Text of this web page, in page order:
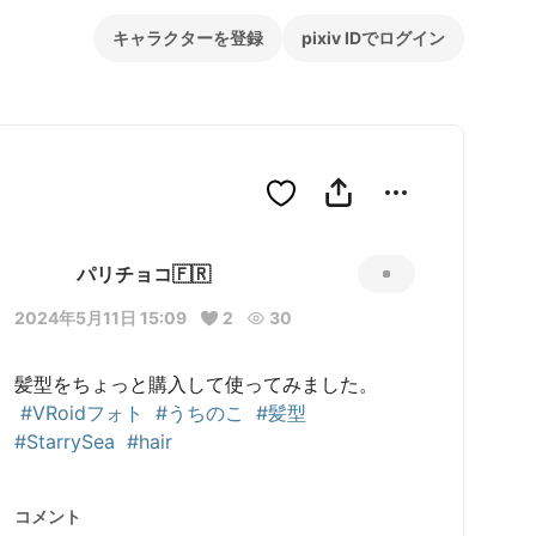
キャラクターを登録 pixiv IDでログイン
パリチョコ🇫🇷
2024年5月11日 15:09 2 30
髪型をちょっと購入して使ってみました。
#VRoidフォト
#うちのこ
#髪型
#StarrySea #hair
コメント